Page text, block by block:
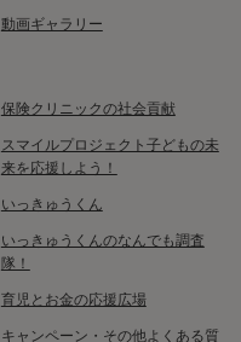
動画ギャラリー
保険クリニックの社会貢献
スマイルプロジェクト子どもの未
来を応援しよう！
いっきゅうくん
いっきゅうくんのなんでも調査
隊！
育児とお金の応援広場
キャンペーン・その他よくある質